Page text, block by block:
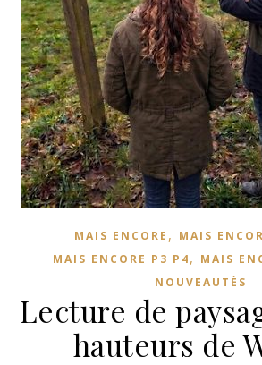
MAIS ENCORE , MAIS
MAIS ENCORE P3 P4, MAIS
NOUVEAUTÉS
Lecture de
hauteurs de